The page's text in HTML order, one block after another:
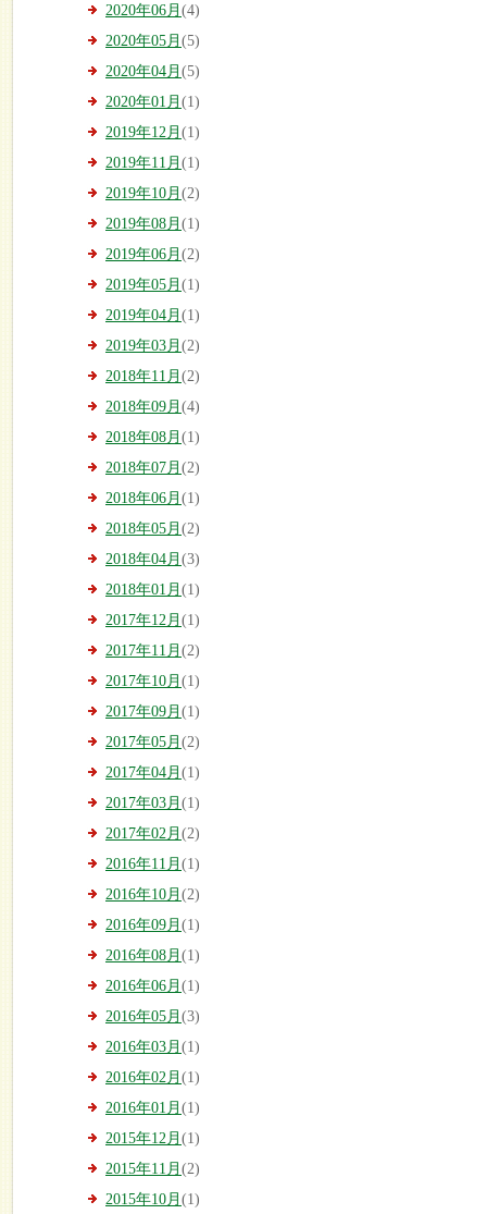
2020年06月 (4)
2020年05月 (5)
2020年04月 (5)
2020年01月 (1)
2019年12月 (1)
2019年11月 (1)
2019年10月 (2)
2019年08月 (1)
2019年06月 (2)
2019年05月 (1)
2019年04月 (1)
2019年03月 (2)
2018年11月 (2)
2018年09月 (4)
2018年08月 (1)
2018年07月 (2)
2018年06月 (1)
2018年05月 (2)
2018年04月 (3)
2018年01月 (1)
2017年12月 (1)
2017年11月 (2)
2017年10月 (1)
2017年09月 (1)
2017年05月 (2)
2017年04月 (1)
2017年03月 (1)
2017年02月 (2)
2016年11月 (1)
2016年10月 (2)
2016年09月 (1)
2016年08月 (1)
2016年06月 (1)
2016年05月 (3)
2016年03月 (1)
2016年02月 (1)
2016年01月 (1)
2015年12月 (1)
2015年11月 (2)
2015年10月 (1)